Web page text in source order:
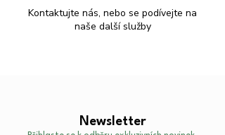
Kontaktujte nás, nebo se podívejte na
naše další služby
Newsletter